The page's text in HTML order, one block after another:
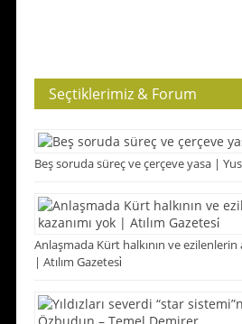
Seçtiklerimiz & Forum
Beş soruda süreç ve çerçeve yasa |
Anlaşmada Kürt halkının ve ezilenlerin
| Atılım Gazetesi̇